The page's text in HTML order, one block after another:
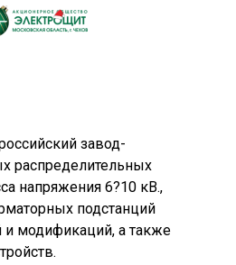
завод-
распределительных
напряжения 6?10 кВ.,
подстанций
и модификаций, а также